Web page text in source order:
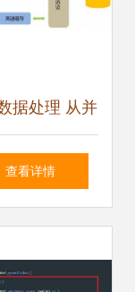
据处理 从并
到分布式系
发
查看详情